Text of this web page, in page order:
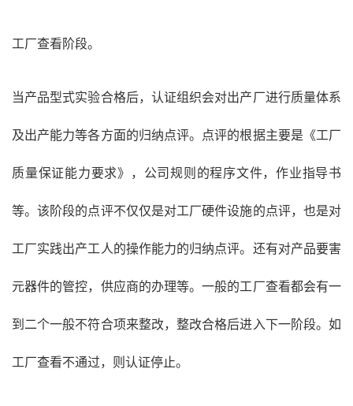
工厂查看阶段。
当产品型式实验合格后，认证组织会对出产厂进行质量体系
及出产能力等各方面的归纳点评。点评的根据主要是《工厂
质量保证能力要求》，公司规则的程序文件，作业指导书
等。该阶段的点评不仅仅是对工厂硬件设施的点评，也是对
工厂实践出产工人的操作能力的归纳点评。还有对产品要害
元器件的管控，供应商的办理等。一般的工厂查看都会有一
到二个一般不符合项来整改，整改合格后进入下一阶段。如
工厂查看不通过，则认证停止。